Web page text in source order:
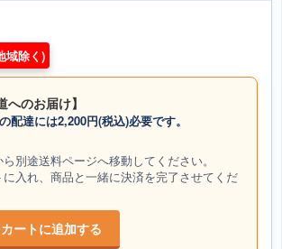
域除く)
へのお届け】
配達には2,200円(税込)必要です。
別途送料ページへ移動してください。
入れ、商品と一緒に決済を完了させてくだ
ートに追加する